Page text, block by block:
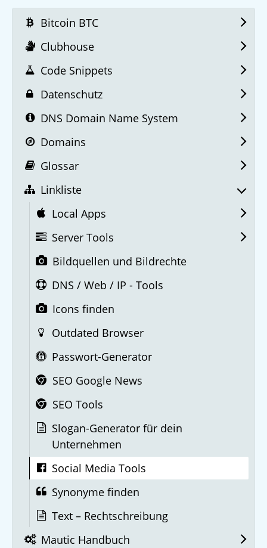
Bitcoin BTC
Clubhouse
Code Snippets
Datenschutz
DNS Domain Name System
Domains
Glossar
Linkliste
Local Apps
Server Tools
Bildquellen und Bildrechte
DNS / Web / IP - Tools
Icons finden
Outdated Browser
Passwort-Generator
SEO Google News
SEO Tools
Slogan-Generator für dein
Unternehmen
Social Media Tools
Synonyme finden
Text – Rechtschreibung
Mautic Handbuch